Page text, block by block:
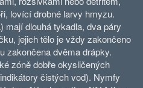
lovící drobné larvy hmyzu.
mají dlouhá tykadla, dva páry
jejich tělo je vždy zakončeno
zakončena dvěma drápky.
zóně dobře okysličených
čistých vod). Nymfy